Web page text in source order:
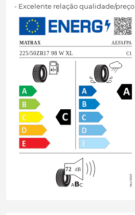
- Excelente relação qualidade/preço